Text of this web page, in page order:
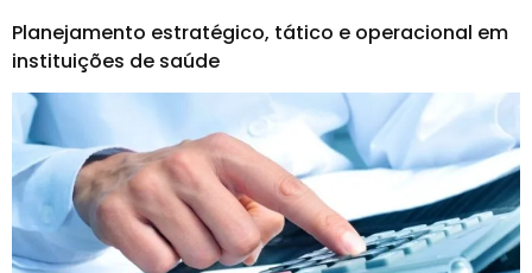
Planejamento estratégico, tático e operacional em
instituições de saúde